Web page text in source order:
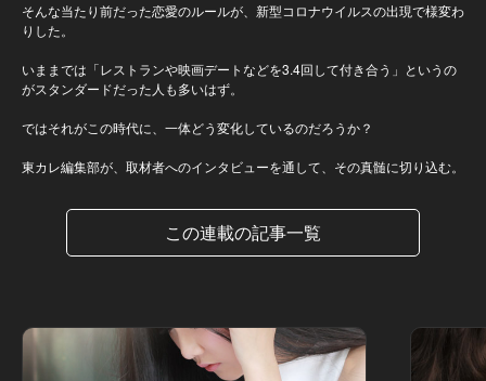
そんな当たり前だった恋愛のルールが、新型コロナウイルスの出現で様変わ
りした。
いままでは「レストランや映画デートなどを3.4回して付き合う」というの
がスタンダードだった人も多いはず。
ではそれがこの時代に、一体どう変化しているのだろうか？
東カレ編集部が、取材者へのインタビューを通して、その真髄に切り込む。
この連載の記事一覧